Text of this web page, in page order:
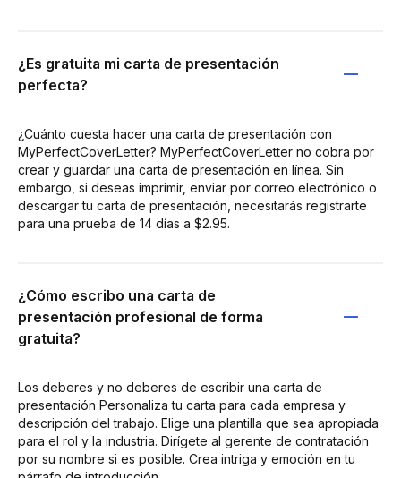
¿Es gratuita mi carta de presentación
perfecta?
¿Cuánto cuesta hacer una carta de presentación con
MyPerfectCoverLetter? MyPerfectCoverLetter no cobra por
crear y guardar una carta de presentación en línea. Sin
embargo, si deseas imprimir, enviar por correo electrónico o
descargar tu carta de presentación, necesitarás registrarte
para una prueba de 14 días a $2.95.
¿Cómo escribo una carta de
presentación profesional de forma
gratuita?
Los deberes y no deberes de escribir una carta de
presentación Personaliza tu carta para cada empresa y
descripción del trabajo. Elige una plantilla que sea apropiada
para el rol y la industria. Dirígete al gerente de contratación
por su nombre si es posible. Crea intriga y emoción en tu